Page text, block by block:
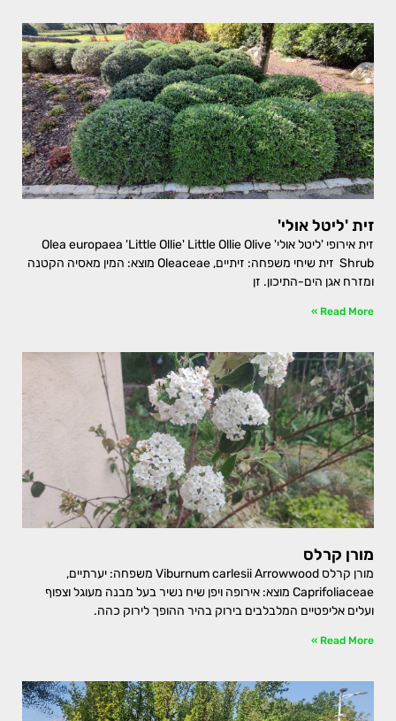
זית 'ליטל אולי'
זית אירופי 'ליטל אולי' Olea europaea 'Little Ollie' Little Ollie Olive
Shrub זית שיחי משפחה: זיתיים, Oleaceae מוצא: המין מאסיה הקטנה
ומזרח אגן הים-התיכון. זן
Read More »
מורן קרלס
מורן קרלס Viburnum carlesii Arrowwood משפחה: יערתיים,
Caprifoliaceae מוצא: אירופה ויפן שיח נשיר בעל מבנה מעוגל וצפוף
ועלים אליפטיים המלבלבים בירוק בהיר ההופך לירוק כהה.
Read More »